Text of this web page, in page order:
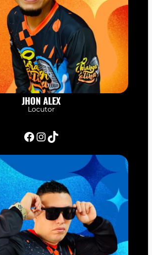
JHON ALEX
Locutor
Facebook InstagramTikTok